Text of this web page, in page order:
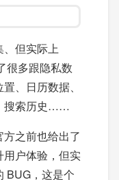
但实际上
很多跟隐私数
、日历数据、
搜索历史……
之前也给出了
户体验，但实
BUG，这是个